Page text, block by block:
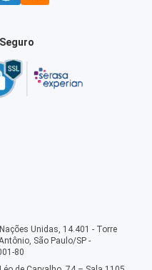
Unidas, 14.401 - Torre
São Paulo/SP -
80